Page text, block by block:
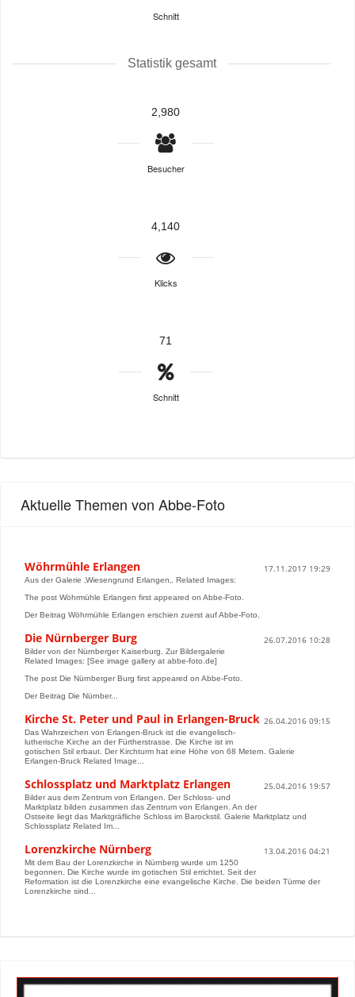
Schnitt
Statistik gesamt
2,980
Besucher
4,140
Klicks
71
Schnitt
Aktuelle Themen von Abbe-Foto
Wöhrmühle Erlangen 17.11.2017 19:29
Aus der Galerie ‚Wiesengrund Erlangen‚. Related Images:
The post Wöhrmühle Erlangen first appeared on Abbe-Foto.
Der Beitrag Wöhrmühle Erlangen erschien zuerst auf Abbe-Foto.
Die Nürnberger Burg 26.07.2016 10:28
Bilder von der Nürnberger Kaiserburg. Zur Bildergalerie
Related Images: [See image gallery at abbe-foto.de]
The post Die Nürnberger Burg first appeared on Abbe-Foto.
Der Beitrag Die Nürnber...
Kirche St. Peter und Paul in Erlangen-Bruck 26.04.2016 09:15
Das Wahrzeichen von Erlangen-Bruck ist die evangelisch-
lutherische Kirche an der Fürtherstrasse. Die Kirche ist im
gotischen Stil erbaut. Der Kirchturm hat eine Höhe von 68 Metern. Galerie
Erlangen-Bruck Related Image...
Schlossplatz und Marktplatz Erlangen 25.04.2016 19:57
Bilder aus dem Zentrum von Erlangen. Der Schloss- und
Marktplatz bilden zusammen das Zentrum von Erlangen. An der
Ostseite liegt das Marktgräfliche Schloss im Barockstil. Galerie Marktplatz und
Schlossplatz Related Im...
Lorenzkirche Nürnberg 13.04.2016 04:21
Mit dem Bau der Lorenzkirche in Nürnberg wurde um 1250
begonnen. Die Kirche wurde im gotischen Stil errichtet. Seit der
Reformation ist die Lorenzkirche eine evangelische Kirche. Die beiden Türme der
Lorenzkirche sind...